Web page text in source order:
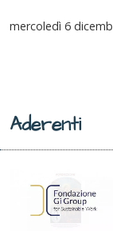
mercoledì 6
Aderenti